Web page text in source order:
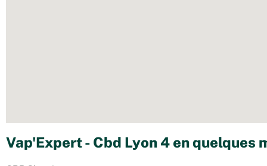
Vap'Expert - Cbd Lyon 4 en quelques